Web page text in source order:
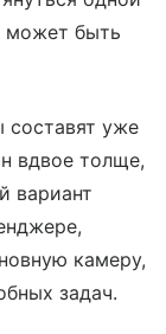
может быть
составят уже
вдвое толще,
вариант
камеру,
задач.